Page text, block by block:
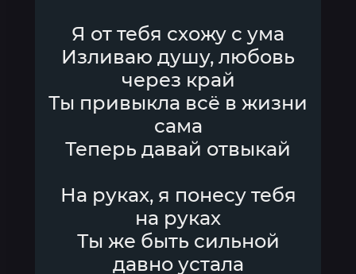
Я от тебя схожу с ума
Изливаю душу, любовь
через край
Ты привыкла всё в жизни
сама
Теперь давай отвыкай
На руках, я понесу тебя
на руках
Ты же быть сильной
давно устала